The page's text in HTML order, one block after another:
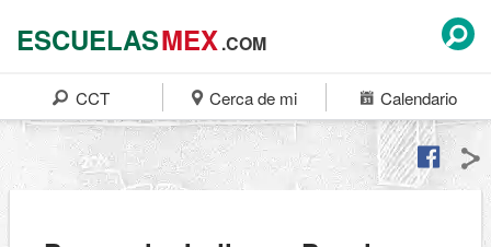
ESCUELASMEX.COM
CCT Cerca de mi Calendario